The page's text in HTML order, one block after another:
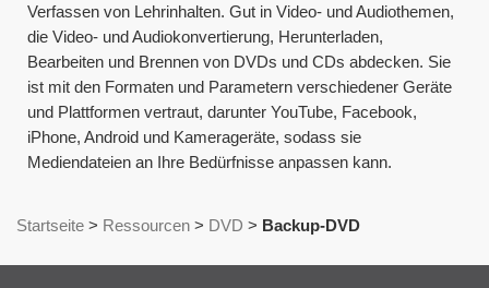
Verfassen von Lehrinhalten. Gut in Video- und Audiothemen,
die Video- und Audiokonvertierung, Herunterladen,
Bearbeiten und Brennen von DVDs und CDs abdecken. Sie
ist mit den Formaten und Parametern verschiedener Geräte
und Plattformen vertraut, darunter YouTube, Facebook,
iPhone, Android und Kamerageräte, sodass sie
Mediendateien an Ihre Bedürfnisse anpassen kann.
Startseite > Ressourcen > DVD > Backup-DVD